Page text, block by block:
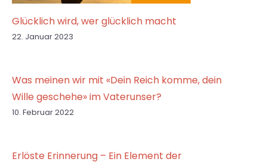
Glücklich wird, wer glücklich macht
22. Januar 2023
Was meinen wir mit «Dein Reich komme, dein
Wille geschehe» im Vaterunser?
10. Februar 2022
Erlöste Erinnerung – Ein Element der